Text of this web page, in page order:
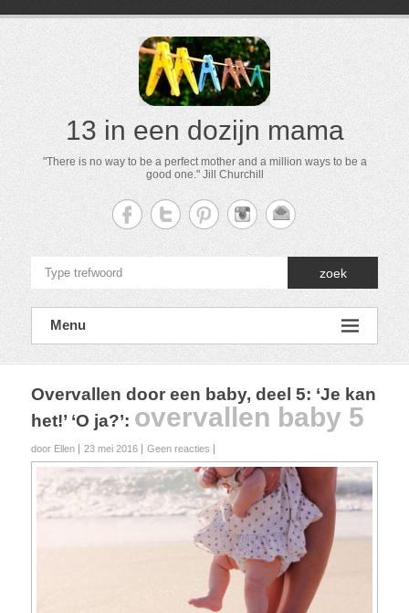
13 in een dozijn mama
"There is no way to be a perfect mother and a million ways to be a
good one." Jill Churchill
zoek
Menu
Overvallen door een baby, deel 5: ‘Je kan
het!’ ‘O ja?’: overvallen baby 5
door Ellen 23 mei 2016 Geen reacties